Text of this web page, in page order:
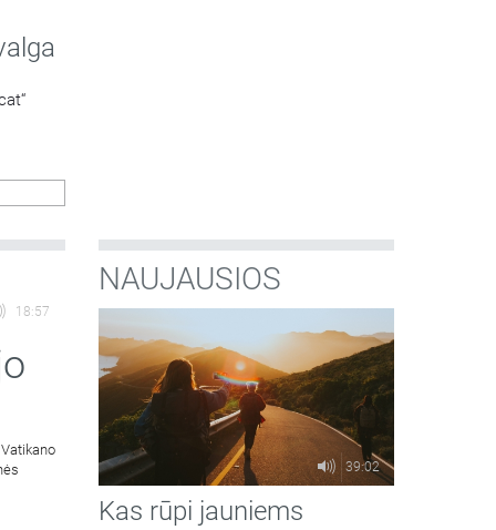
18:57
NAUJAUSIOS
39:02
Kas rūpi jauniems